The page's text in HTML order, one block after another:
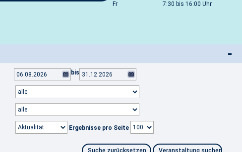
Fr
7:30 bis 16:00 Uhr
-
bis
Ergebnisse pro Seite